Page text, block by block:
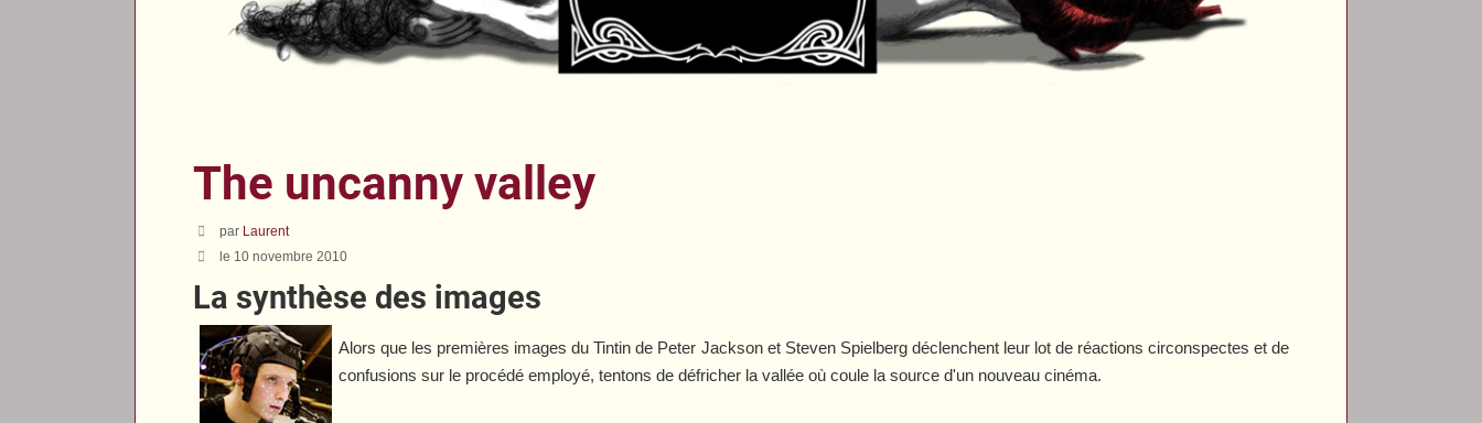
The uncanny valley
par Laurent
le 10 novembre 2010
La synthèse des images
Alors que les premières images duTintin de Peter Jackson et Steven Spielberg déclenchent leur lot de réactions circonspectes et de
confusions sur le procédé employé, tentons de défricher la vallée où coule la source d'un nouveau cinéma.